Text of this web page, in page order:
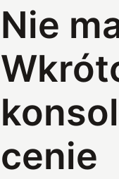
Nie
cenie